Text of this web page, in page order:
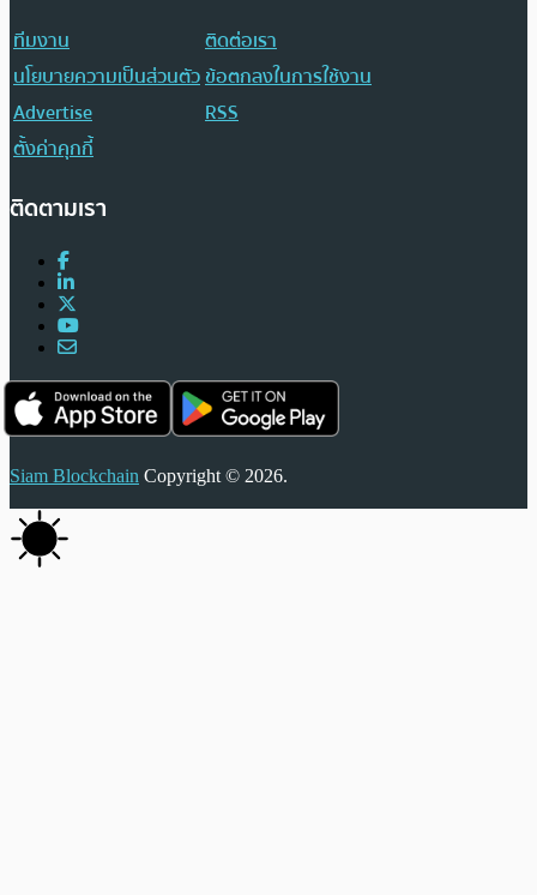
ทีมงาน
ติดต่อเรา
นโยบายความเป็นส่วนตัวข้อตกลงในการใช้งาน
Advertise
RSS
ตั้งค่าคุกกี้
ติดตามเรา
Siam Blockchain Copyright © 2026.